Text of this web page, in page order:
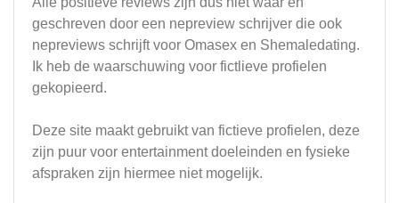
geschreven door een nepreview schrijver die ook
nepreviews schrijft voor Omasex en Shemaledating.
Ik heb de waarschuwing voor fictlieve profielen
gekopieerd.
Deze site maakt gebruikt van fictieve profielen, deze
zijn puur voor entertainment doeleinden en fysieke
afspraken zijn hiermee niet mogelijk.